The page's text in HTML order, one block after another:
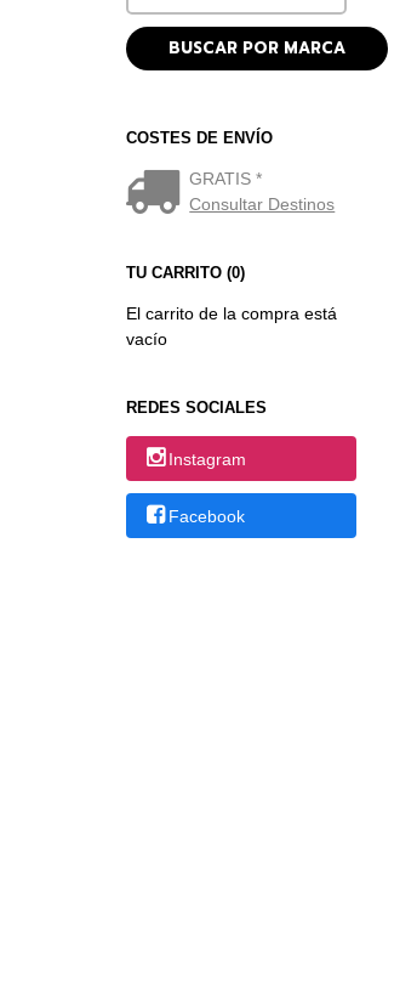
COSTES DE ENVÍO
GRATIS *
Consultar Destinos
TU CARRITO (0)
El carrito de la compra está
vacío
REDES SOCIALES
Instagram
Facebook